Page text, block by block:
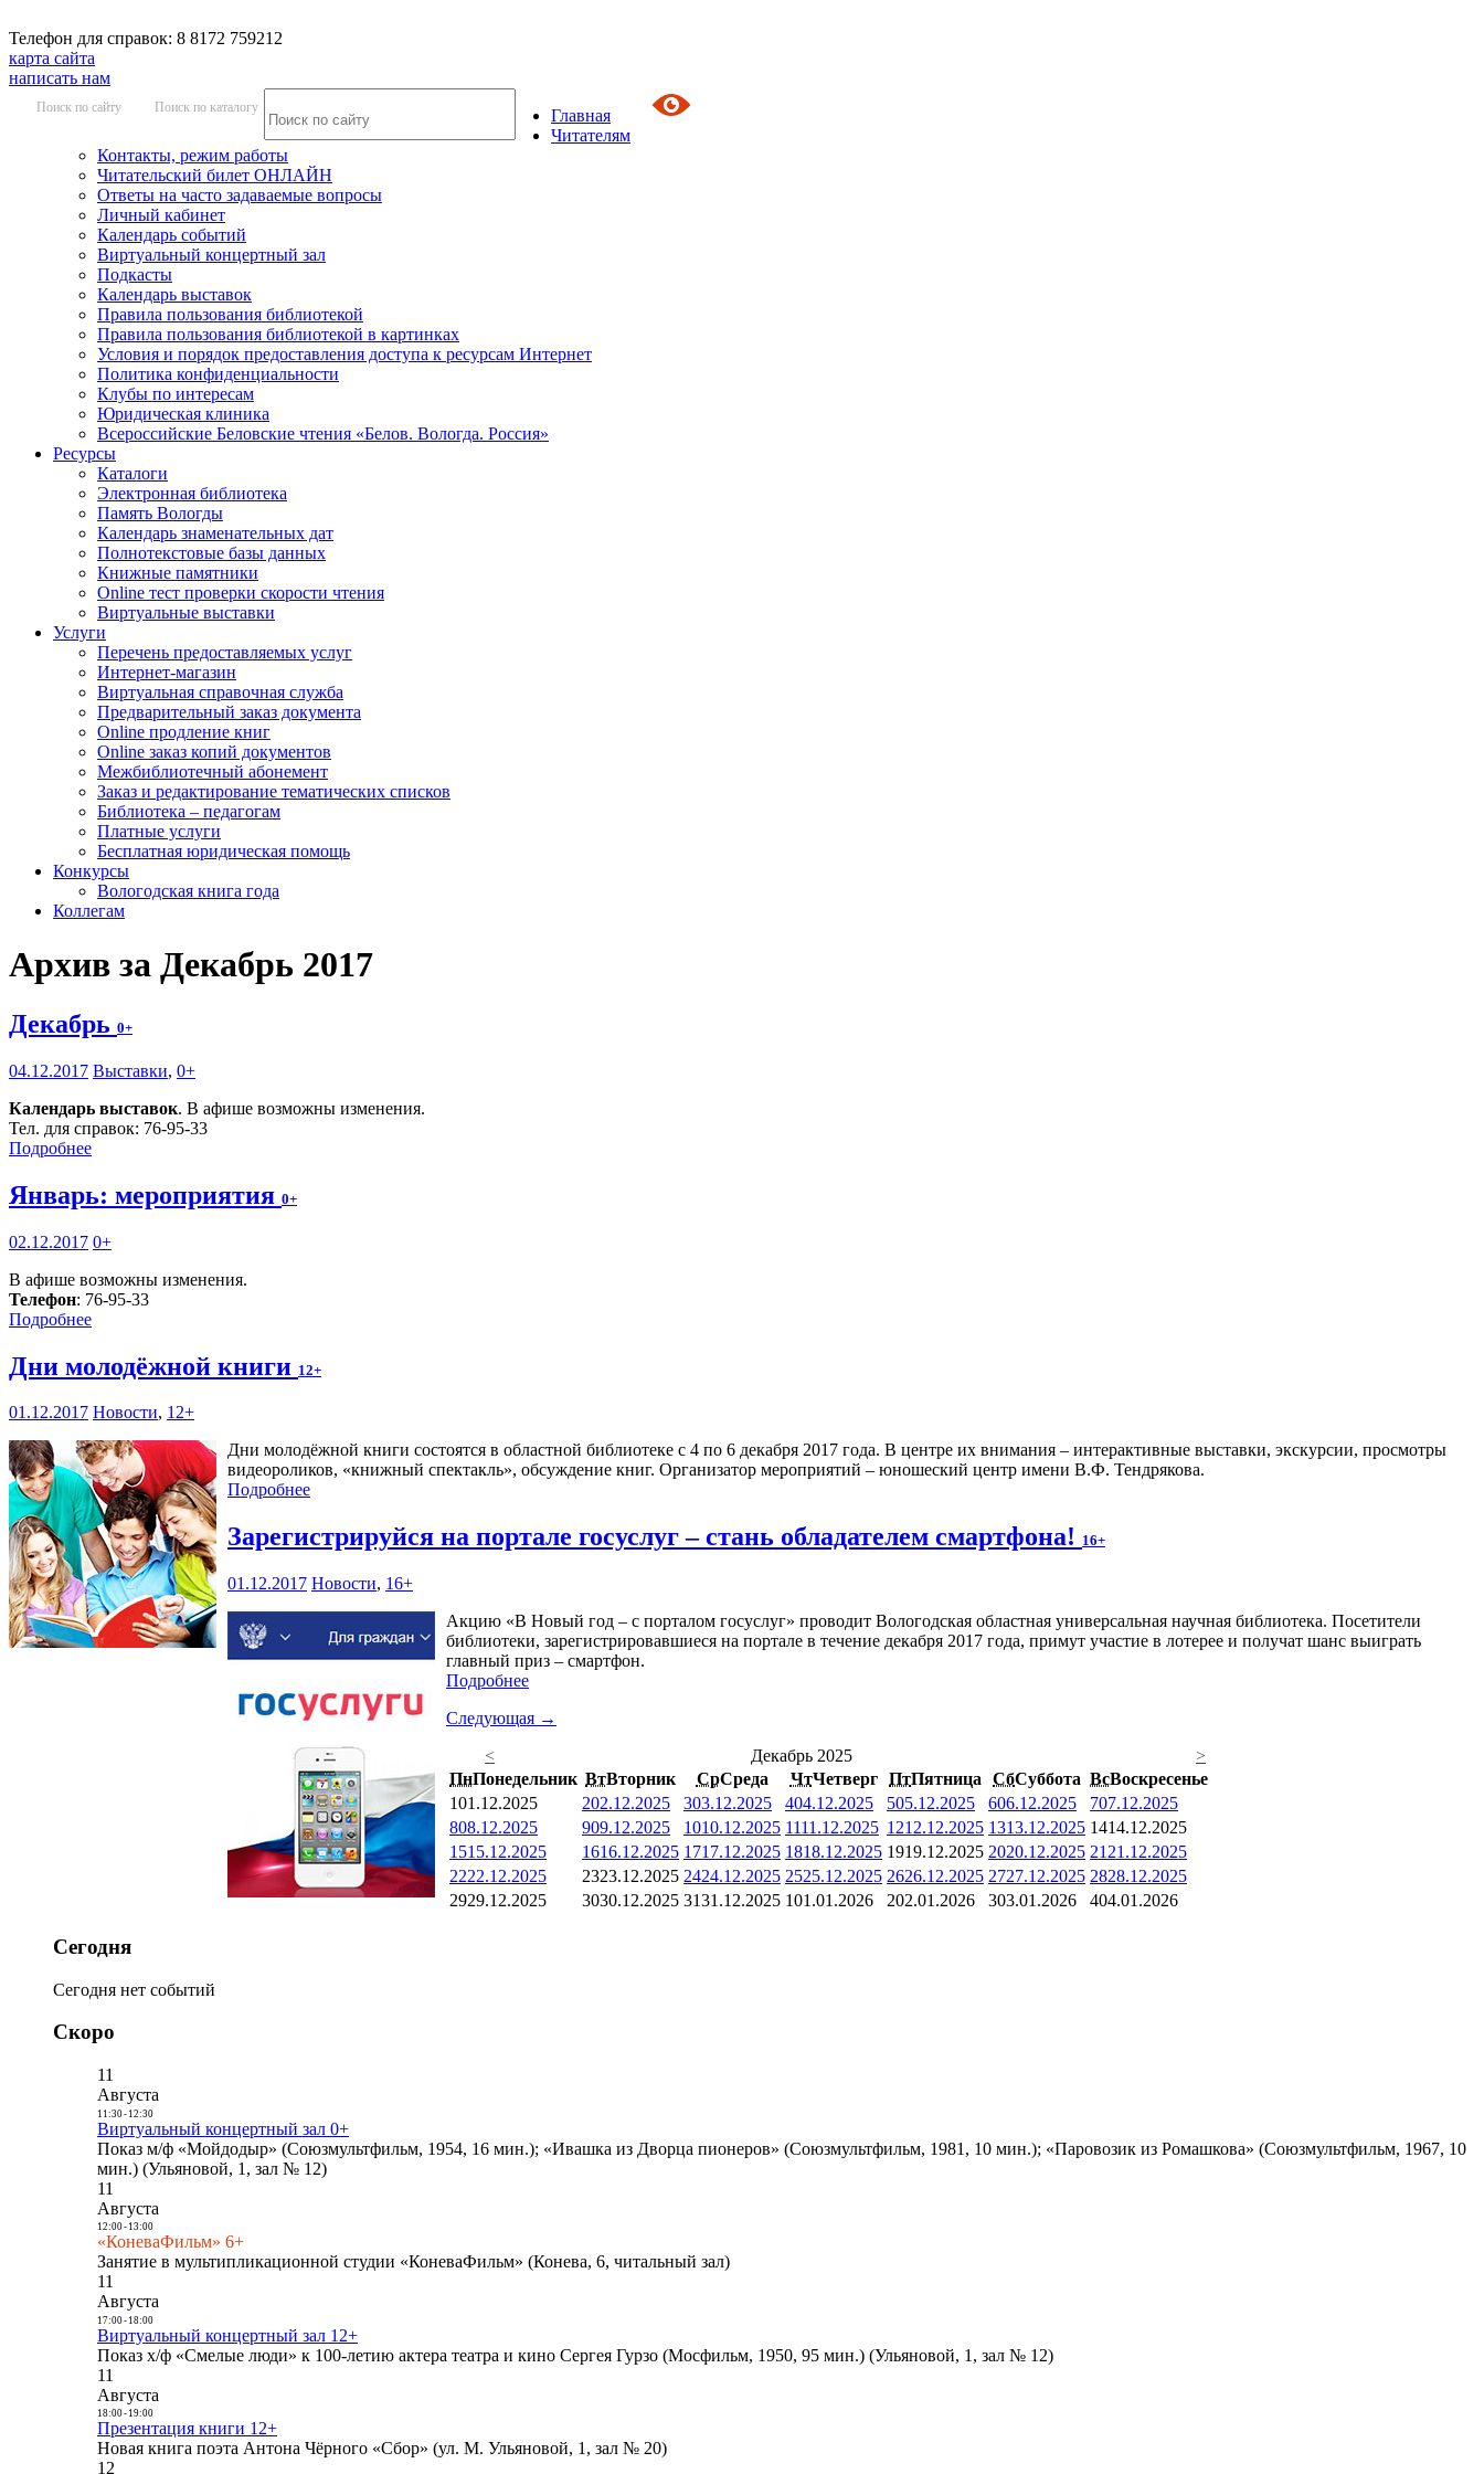
Телефон для справок: 8 8172 759212
карта сайта
написать нам
Поиск по сайту Поиск по каталогу
Главная
Читателям
Контакты, режим работы
Читательский билет ОНЛАЙН
Ответы на часто задаваемые вопросы
Личный кабинет
Календарь событий
Виртуальный концертный зал
Подкасты
Календарь выставок
Правила пользования библиотекой
Правила пользования библиотекой в картинках
Условия и порядок предоставления доступа к ресурсам Интернет
Политика конфиденциальности
Клубы по интересам
Юридическая клиника
Всероссийские Беловские чтения «Белов. Вологда. Россия»
Ресурсы
Каталоги
Электронная библиотека
Память Вологды
Календарь знаменательных дат
Полнотекстовые базы данных
Книжные памятники
Online тест проверки скорости чтения
Виртуальные выставки
Услуги
Перечень предоставляемых услуг
Интернет-магазин
Виртуальная справочная служба
Предварительный заказ документа
Online продление книг
Online заказ копий документов
Межбиблиотечный абонемент
Заказ и редактирование тематических списков
Библиотека – педагогам
Платные услуги
Бесплатная юридическая помощь
Конкурсы
Вологодская книга года
Коллегам
Архив за Декабрь 2017
Декабрь 0+
04.12.2017 Выставки, 0+
Календарь выставок. В афише возможны изменения.
Тел. для справок: 76-95-33
Подробнее
Январь: мероприятия 0+
02.12.2017 0+
В афише возможны изменения.
Телефон: 76-95-33
Подробнее
Дни молодёжной книги 12+
01.12.2017 Новости, 12+
Дни молодёжной книги состоятся в областной библиотеке с 4 по 6 декабря 2017 года. В центре их внимания – интерактивные выставки, экскурсии, просмотры
видеороликов, «книжный спектакль», обсуждение книг. Организатор мероприятий – юношеский центр имени В.Ф. Тендрякова.
Подробнее
Зарегистрируйся на портале госуслуг – стань обладателем смартфона! 16+
01.12.2017 Новости, 16+
Акцию «В Новый год – с порталом госуслуг» проводит Вологодская областная универсальная научная библиотека. Посетители
библиотеки, зарегистрировавшиеся на портале в течение декабря 2017 года, примут участие в лотерее и получат шанс выиграть
главный приз – смартфон.
Подробнее
Следующая →
<
Декабрь 2025
>
ПнПонедельник ВтВторник СрСреда ЧтЧетверг ПтПятница СбСуббота ВсВоскресенье
101.12.2025 202.12.2025 303.12.2025 404.12.2025 505.12.2025 606.12.2025 707.12.2025
808.12.2025 909.12.2025 1010.12.2025 1111.12.2025 1212.12.2025 1313.12.2025 1414.12.2025
1515.12.2025 1616.12.2025 1717.12.2025 1818.12.2025 1919.12.2025 2020.12.2025 21 21.12.2025
2222.12.2025 2323.12.2025 2424.12.2025 2525.12.2025 2626.12.2025 2727.12.2025 2828.12.2025
2929.12.2025 3030.12.2025 3131.12.2025 101.01.2026 202.01.2026 303.01.2026 404.01.2026
Сегодня
Сегодня нет событий
Скоро
11
Августа
11:30- 12:30
Виртуальный концертный зал 0+
Показ м/ф «Мойдодыр» (Союзмультфильм, 1954, 16 мин.); «Ивашка из Дворца пионеров» (Союзмультфильм, 1981, 10 мин.); «Паровозик из Ромашкова» (Союзмультфильм, 1967, 10
мин.) (Ульяновой, 1, зал № 12)
11
Августа
12:00- 13:00
«КоневаФильм» 6+
Занятие в мультипликационной студии «КоневаФильм» (Конева, 6, читальный зал)
11
Августа
17:00- 18:00
Виртуальный концертный зал 12+
Показ х/ф «Смелые люди» к 100-летию актера театра и кино Сергея Гурзо (Мосфильм, 1950, 95 мин.) (Ульяновой, 1, зал № 12)
11
Августа
18:00- 19:00
Презентация книги 12+
Новая книга поэта Антона Чёрного «Сбор» (ул. М. Ульяновой, 1, зал № 20)
12